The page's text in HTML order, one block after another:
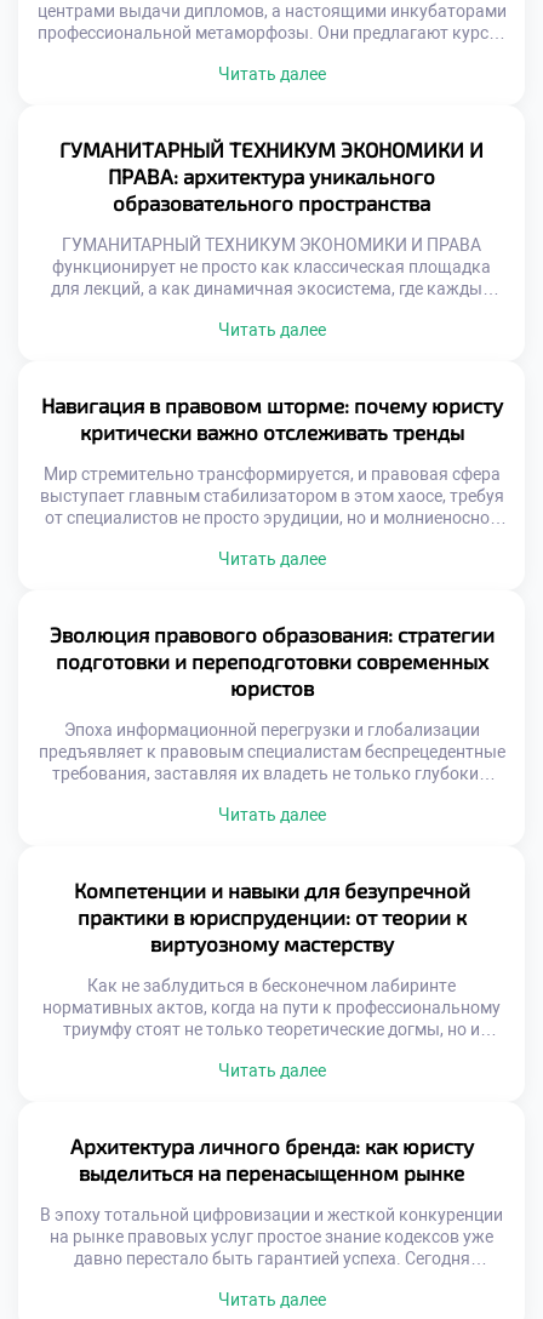
центрами выдачи дипломов, а настоящими инкубаторами
профессиональной метаморфозы. Они предлагают курсы,
меняют парадигму правового мышления, интегрируя
московском техникуме становится тем самым
стратегическим активом, который превращает
специалиста в универсального бойца, готового к […]
Читать далее
ГУМАНИТАРНЫЙ ТЕХНИКУМ ЭКОНОМИКИ И
ПРАВА: архитектура уникального
образовательного пространства
ГУМАНИТАРНЫЙ ТЕХНИКУМ ЭКОНОМИКИ И ПРАВА
функционирует не просто как классическая площадка
для лекций, а как динамичная экосистема, где каждый
лидерских качеств. Здесь не просто заучивают
вершить позитивные перемены. Именно поэтому
продуманное обучение в московском техникуме […]
Читать далее
Навигация в правовом шторме: почему юристу
критически важно отслеживать тренды
Мир стремительно трансформируется, и правовая сфера
выступает главным стабилизатором в этом хаосе, требуя
от специалистов не просто эрудиции, но и молниеносной
развития права перестало быть просто полезной
осознанное обучение в московском техникуме становится
тем самым надежным компасом, который позволяет
будущим экспертам […]
Читать далее
Эволюция правового образования: стратегии
подготовки и переподготовки современных
юристов
Эпоха информационной перегрузки и глобализации
предъявляет к правовым специалистам беспрецедентные
требования, заставляя их владеть не только глубоким
компетенций для навигации в стремительно меняющейся
имеют теоретический фундамент, прикладная практика,
критический анализ и внедрение инноваций. Именно
поэтому качественное […]
Читать далее
Компетенции и навыки для безупречной
практики в юриспруденции: от теории к
виртуозному мастерству
Как не заблудиться в бесконечном лабиринте
нормативных актов, когда на пути к профессиональному
триумфу стоят не только теоретические догмы, но и
себе идеального правоведа: он виртуозно ориентируется
аналитическим даром предвидеть последствия любого
своего действия. Именно поэтому качественное обучение
[…]
Читать далее
Архитектура личного бренда: как юристу
выделиться на перенасыщенном рынке
В эпоху тотальной цифровизации и жесткой конкуренции
на рынке правовых услуг простое знание кодексов уже
давно перестало быть гарантией успеха. Сегодня
создатель собственной уникальной идентичности,
Читать далее